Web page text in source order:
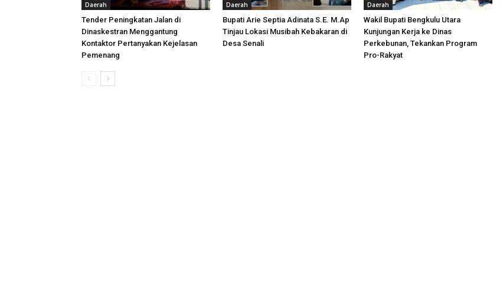
Daerah
Tender Peningkatan Jalan di
Dinaskestran Menggantung
Kontaktor Pertanyakan Kejelasan
Pemenang
Daerah
Bupati Arie Septia Adinata S.E. M.Ap
Tinjau Lokasi Musibah Kebakaran di
Desa Senali
Daerah
Wakil Bupati Bengkulu Utara
Kunjungan Kerja ke Dinas
Perkebunan, Tekankan Program
Pro-Rakyat